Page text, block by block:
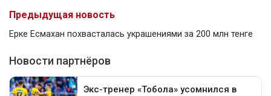
Предыдущая новость
Ерке Есмахан похвасталась украшениями за 200 млн тенге